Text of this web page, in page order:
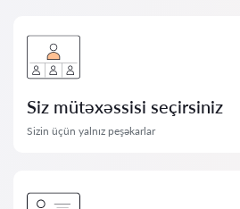
Siz mütəxəssisi seçirsiniz
Sizin üçün yalnız peşəkarlar